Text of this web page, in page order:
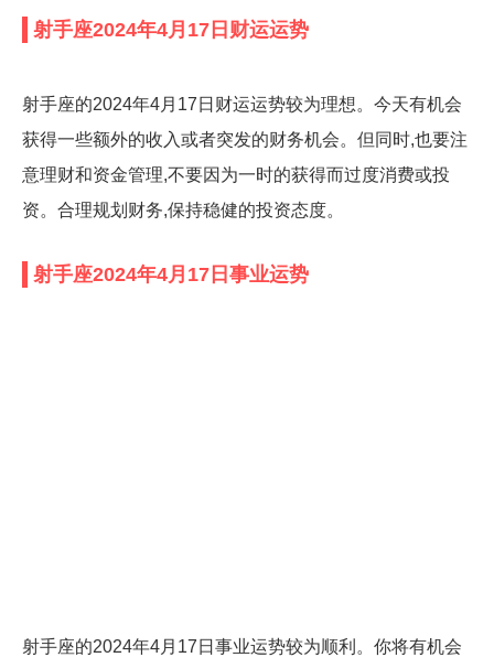
射手座2024年4月17日财运运势
射手座的2024年4月17日财运运势较为理想。今天有机会
获得一些额外的收入或者突发的财务机会。但同时,也要注
意理财和资金管理,不要因为一时的获得而过度消费或投
资。合理规划财务,保持稳健的投资态度。
射手座2024年4月17日事业运势
射手座的2024年4月17日事业运势较为顺利。你将有机会